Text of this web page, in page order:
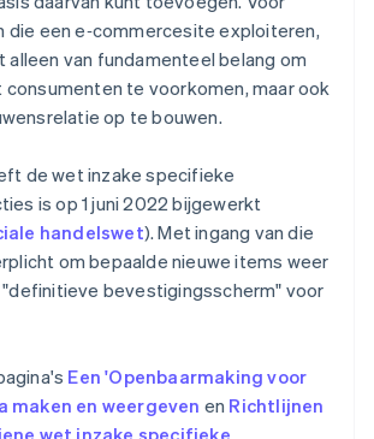
die een e‑commercesite exploiteren,
alleen van fundamenteel belang om
te voorkomen, maar ook
op te bouwen.
de wet inzake specifieke
is op 1 juni 2022 bijgewerkt
handelswet). Met ingang van die
om bepaalde nieuwe items weer
bevestigingsscherm" voor
Een 'Openbaarmaking voor
maken en weergeven en Richtlijnen
wet inzake specifieke